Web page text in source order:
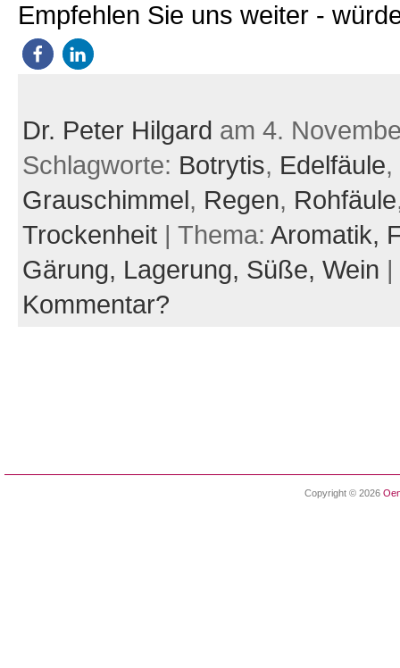
Empfehlen Sie uns weiter -
Dr. Peter Hilgard am 4.
Schlagworte: Botrytis, Edelfäule,
Grauschimmel, Regen, Rohfäule
Trockenheit| Thema: Aromatik,
Gärung, Lagerung, Süße, Wein |
Kommentar?
Copyright © 2026